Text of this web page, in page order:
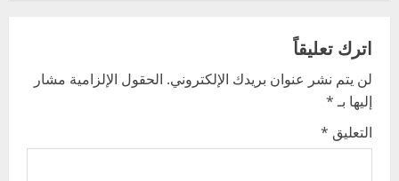
v
i
g
اترك تعليقاً
لن يتم نشر عنوان بريدك الإلكتروني. الحقول الإلزامية مشار
إليها بـ*
التعليق *